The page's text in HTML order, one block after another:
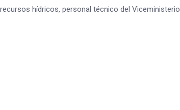
hídricos, personal técnico del Viceministerio